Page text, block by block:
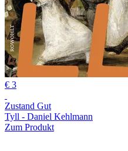
€ 3
Zustand Gut
Tyll - Daniel Kehlmann
Zum Produkt